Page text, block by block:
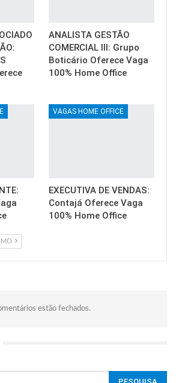
ANALISTA GESTÃO
COMERCIAL III: Grupo
Boticário Oferece Vaga
100% Home Office
VAGAS HOME OFFICE
EXECUTIVA DE VENDAS:
Contajá Oferece Vaga
100% Home Office
estão fechados.